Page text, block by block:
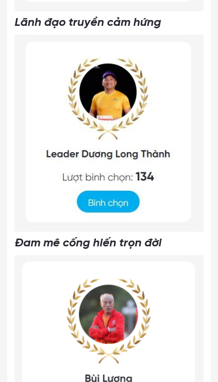
Lãnh đạo truyền cảm hứng
Đam mê cống hiến trọn đời